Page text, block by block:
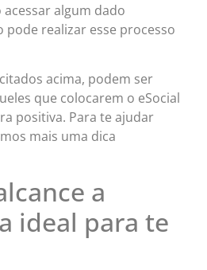
acessar algum dado
pode realizar esse processo
acima, podem ser
que colocarem o eSocial
positiva. Para te ajudar
mais uma dica
a
ideal para te